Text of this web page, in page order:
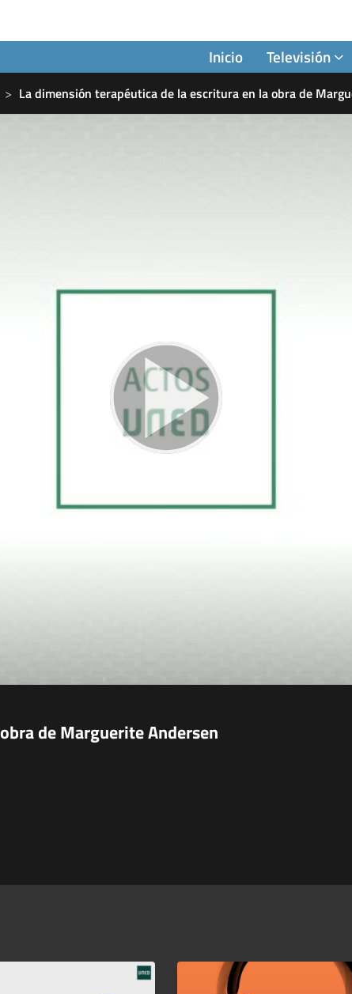
Inicio Televisión
La dimensión terapéutica de la escritura en la obra de
de Marguerite Andersen